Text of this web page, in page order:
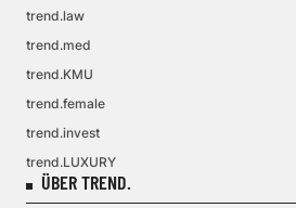
trend.law
trend.med
trend.KMU
trend.female
trend.invest
trend.LUXURY
ÜBER TREND.